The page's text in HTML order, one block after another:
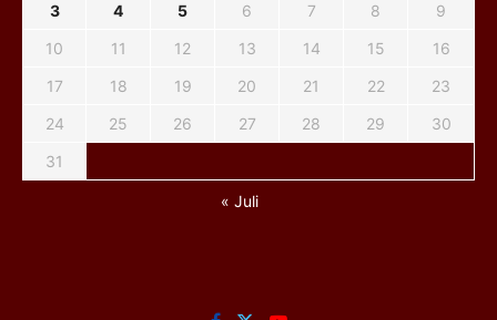
3
4 5 6 7 8
9
10
11 12 13 14 15
16
17
18 19 20 21 22
23
24
25 26 27 28 29
30
31
« Juli